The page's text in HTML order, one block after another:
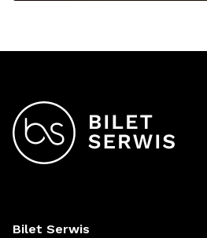
Bilet Serwis